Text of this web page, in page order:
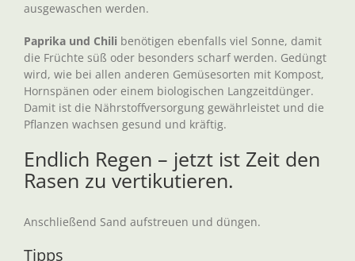
ausgewaschen werden.
Paprika und Chili benötigen ebenfalls viel Sonne, damit
die Früchte süß oder besonders scharf werden. Gedüngt
wird, wie bei allen anderen Gemüsesorten mit Kompost,
Hornspänen oder einem biologischen Langzeitdünger.
Damit ist die Nährstoffversorgung gewährleistet und die
Pflanzen wachsen gesund und kräftig.
Endlich Regen – jetzt ist Zeit den
Rasen zu vertikutieren.
Anschließend Sand aufstreuen und düngen.
Tipps